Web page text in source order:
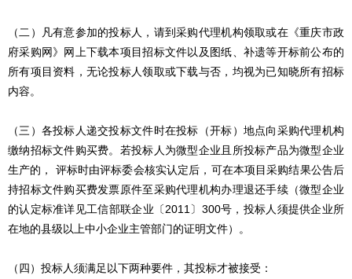
（二）凡有意参加的投标人，请到采购代理机构领取或在《重庆市政
府采购网》网上下载本项目招标文件以及图纸、补遗等开标前公布的
所有项目资料，无论投标人领取或下载与否，均视为已知晓所有招标
内容。
（三）各投标人递交投标文件时在投标（开标）地点向采购代理机构
缴纳招标文件购买费。若投标人为微型企业且所投标产品为微型企业
生产的， 评标时由评标委会核实认定后，可在本项目采购结果公告后
持招标文件购买费发票原件至采购代理机构办理退还手续（微型企业
的认定标准详见工信部联企业〔2011〕300号，投标人须提供企业所
在地的县级以上中小企业主管部门的证明文件）。
（四）投标人须满足以下两种要件，其投标才被接受：